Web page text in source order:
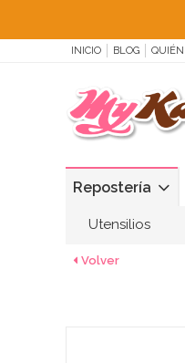
INICIO BLOG
Repostería
Utensilios
Volver